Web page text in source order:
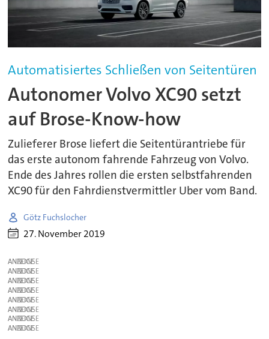
Automatisiertes Schließen von Seitentüren
Autonomer Volvo XC90 setzt
auf Brose-Know-how
Zulieferer Brose liefert die Seitentürantriebe für
das erste autonom fahrende Fahrzeug von Volvo.
Ende des Jahres rollen die ersten selbstfahrenden
XC90 für den Fahrdienstvermittler Uber vom Band.
Götz Fuchslocher
27. November 2019
ANZEIGE
ANZEIGE
ANZEIGE
ANZEIGE
ANZEIGE
ANZEIGE
ANZEIGE
ANZEIGE